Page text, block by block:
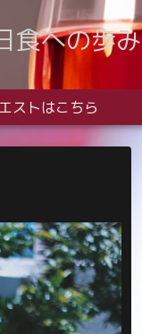
食への歩み
ストはこちら